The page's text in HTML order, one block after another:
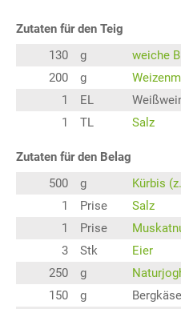
Zutaten für den Teig
130
g
weiche
200
g
1
EL
1
TL Salz
Zutaten für den Belag
500
g
Kürbis
1
Prise
Salz
1
Prise
3
Stk
Eier
250
g
150
g
Bergkäse